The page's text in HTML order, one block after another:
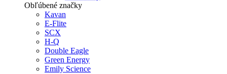
Obľúbené značky
Kavan
E-Flite
SCX
H-Q
Double Eagle
Green Energy
Emily Science